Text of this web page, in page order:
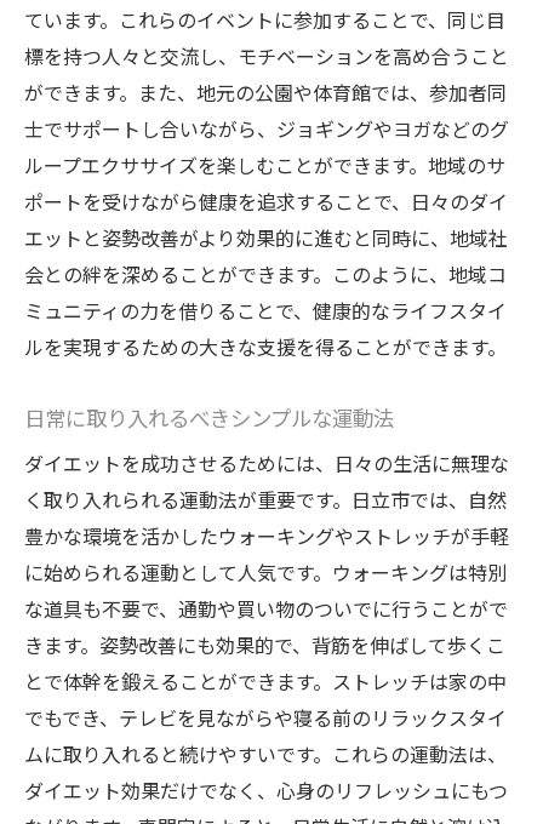
ています。これらのイベントに参加することで、同じ目
標を持つ人々と交流し、モチベーションを高め合うこと
ができます。また、地元の公園や体育館では、参加者同
士でサポートし合いながら、ジョギングやヨガなどのグ
ループエクササイズを楽しむことができます。地域のサ
ポートを受けながら健康を追求することで、日々のダイ
エットと姿勢改善がより効果的に進むと同時に、地域社
会との絆を深めることができます。このように、地域コ
ミュニティの力を借りることで、健康的なライフスタイ
ルを実現するための大きな支援を得ることができます。
日常に取り入れるべきシンプルな運動法
ダイエットを成功させるためには、日々の生活に無理な
く取り入れられる運動法が重要です。日立市では、自然
豊かな環境を活かしたウォーキングやストレッチが手軽
に始められる運動として人気です。ウォーキングは特別
な道具も不要で、通勤や買い物のついでに行うことがで
きます。姿勢改善にも効果的で、背筋を伸ばして歩くこ
とで体幹を鍛えることができます。ストレッチは家の中
でもでき、テレビを見ながらや寝る前のリラックスタイ
ムに取り入れると続けやすいです。これらの運動法は、
ダイエット効果だけでなく、心身のリフレッシュにもつ